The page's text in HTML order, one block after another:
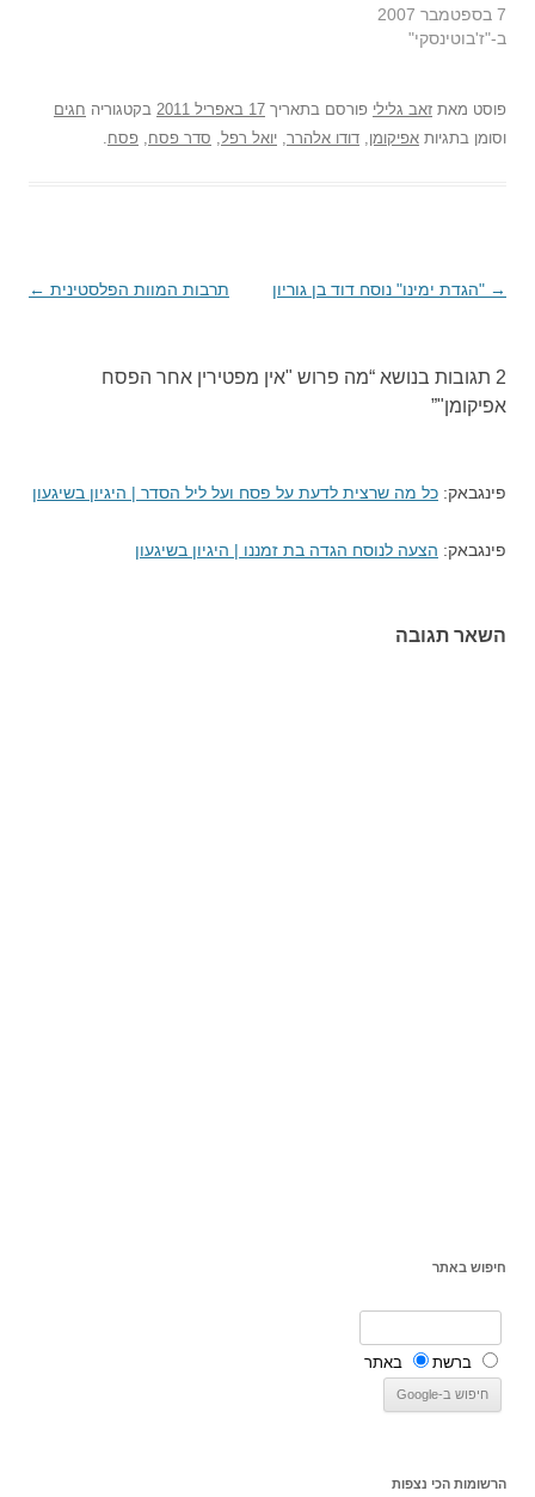
7 בספטמבר 2007
ב-"ז'בוטינסקי"
פוסט מאת זאב גלילי פורסם בתאריך 17 באפריל 2011 בקטגוריה חגים
וסומן בתגיות אפיקומן דודו אלהרר יואל רפל סדר פסח פסח
ניווט
→ "הגדת ימינו" נוסח דוד בן גוריון תרבות המוות הפלסטינית ←
2 תגובות בנושא “
מה פרוש "אין מפטירין אחר הפסח
אפיקומן"”
פינגבאק: כל מה שרצית לדעת על פסח ועל ליל הסדר | היגיון בשיגעון
פינגבאק: הצעה לנוסח הגדה בת זמננו | היגיון בשיגעון
השאר תגובה
חיפוש באתר
ברשת באתר
הרשומות הכי נצפות